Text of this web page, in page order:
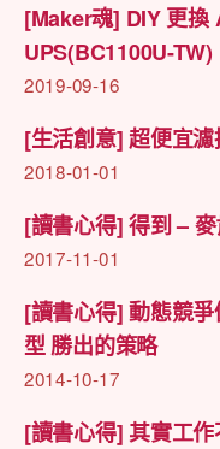
[Maker魂] DIY 更換
UPS(BC1100U-
2019-09-16
[生活創意] 超便宜
2018-01-01
[讀書心得] 得到 –
2017-11-01
[讀書心得] 動態競
型 勝出的策略
2014-10-17
[讀書心得] 其實工